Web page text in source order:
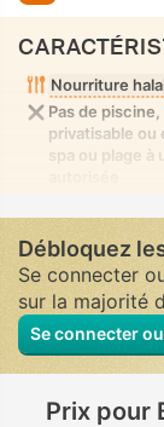
Nourriture
Pas de
privatisable ou
spa ou plage à
Débloquez
Se connecter
sur la majorité
Se connecter
Prix pour